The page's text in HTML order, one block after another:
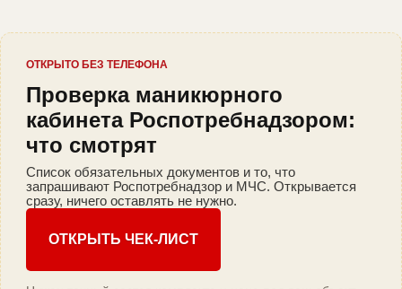
ОТКРЫТО БЕЗ ТЕЛЕФОНА
Проверка маникюрного
кабинета Роспотребнадзором:
что смотрят
Список обязательных документов и то, что
запрашивают Роспотребнадзор и МЧС. Открывается
сразу, ничего оставлять не нужно.
ОТКРЫТЬ ЧЕК-ЛИСТ